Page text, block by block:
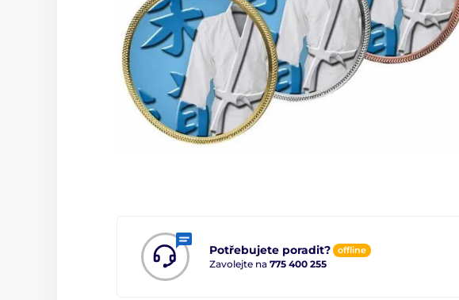
Potřebujete poradit? offline
Zavolejte na 775 400 255